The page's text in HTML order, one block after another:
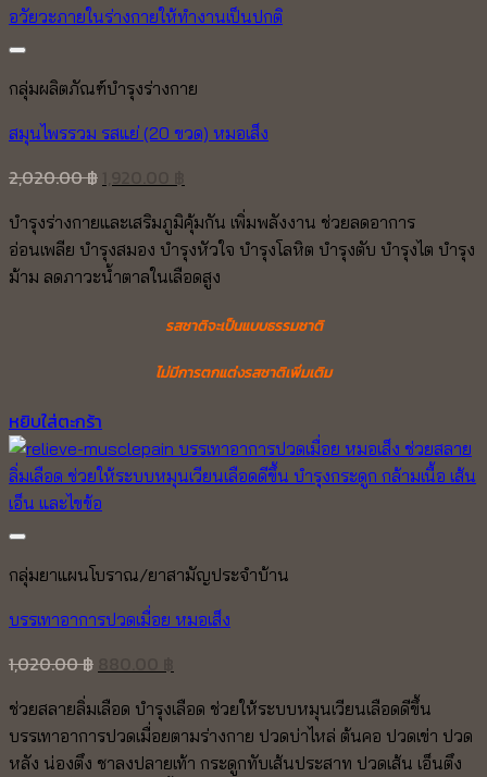
กลุ่มผลิตภัณฑ์บำรุงร่างกาย
สมุนไพรรวม รสแย่ (20 ขวด) หมอเส็ง
2,020.00฿
was:
2,020.00 ฿.
is:
1,920.00 ฿.
บำรุงร่างกายและเสริมภูมิคุ้มกัน เพิ่มพลังงาน ช่วยลดอาการ
อ่อนเพลีย บำรุงสมอง บำรุงหัวใจ บำรุงโลหิต บำรุงตับ บำรุงไต บำรุง
ม้าม ลดภาวะน้ำตาลในเลือดสูง
รสชาติจะเป็นแบบธรรมชาติ
ไม่มีการตกแต่งรสชาติเพิ่มเติม
หยิบใส่ตะกร้า
กลุ่มยาแผนโบราณ/ยาสามัญประจำบ้าน
บรรเทาอาการปวดเมื่อย หมอเส็ง
1,020.00฿
was:
1,020.00 ฿.
is:
880.00 ฿.
ช่วยสลายลิ่มเลือด บำรุงเลือด ช่วยให้ระบบหมุนเวียนเลือดดีขึ้น
บรรเทาอาการปวดเมื่อยตามร่างกาย ปวดบ่าไหล่ ต้นคอ ปวดเข่า ปวด
หลัง น่องตึง ชาลงปลายเท้า กระดูกทับเส้นประสาท ปวดเส้น เอ็นตึง